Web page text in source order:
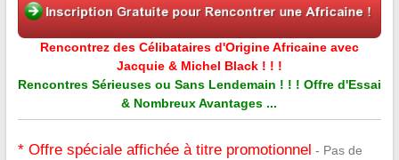
Rencontrez des Célibataires d'Origine Africaine avec
Jacquie & Michel Black ! ! !
Rencontres Sérieuses ou Sans Lendemain ! ! ! Offre d'Essai
& Nombreux Avantages ...
* Offre spéciale affichée à titre promotionnel - Pas de